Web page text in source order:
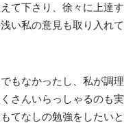
て下さり、徐々に上達す
い私の意見も取り入れて
もなかったし、私が調理
さんいらっしゃるのも実
てなしの勉強をしたいと